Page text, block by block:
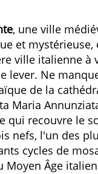
, une ville
et mystérieuse,
ville italienne à
lever. Ne
de la
Maria
qui recouvre le
nefs, l'un des
cycles de
Moyen Âge